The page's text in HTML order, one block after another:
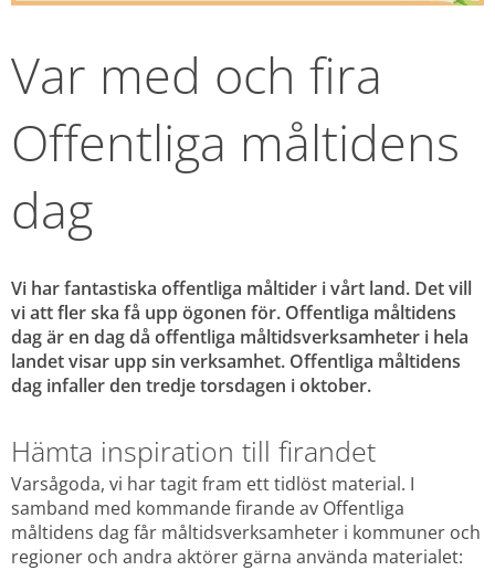
Var med och fira
Offentliga måltidens
dag
Vi har fantastiska offentliga måltider i vårt land. Det vill
vi att fler ska få upp ögonen för. Offentliga måltidens
dag är en dag då offentliga måltidsverksamheter i hela
landet visar upp sin verksamhet. Offentliga måltidens
dag infaller den tredje torsdagen i oktober.
Hämta inspiration till firandet
Varsågoda, vi har tagit fram ett tidlöst material. I
samband med kommande firande av Offentliga
måltidens dag får måltidsverksamheter i kommuner och
regioner och andra aktörer gärna använda materialet: